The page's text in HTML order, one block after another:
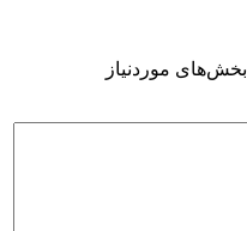
بخش‌های موردنیاز